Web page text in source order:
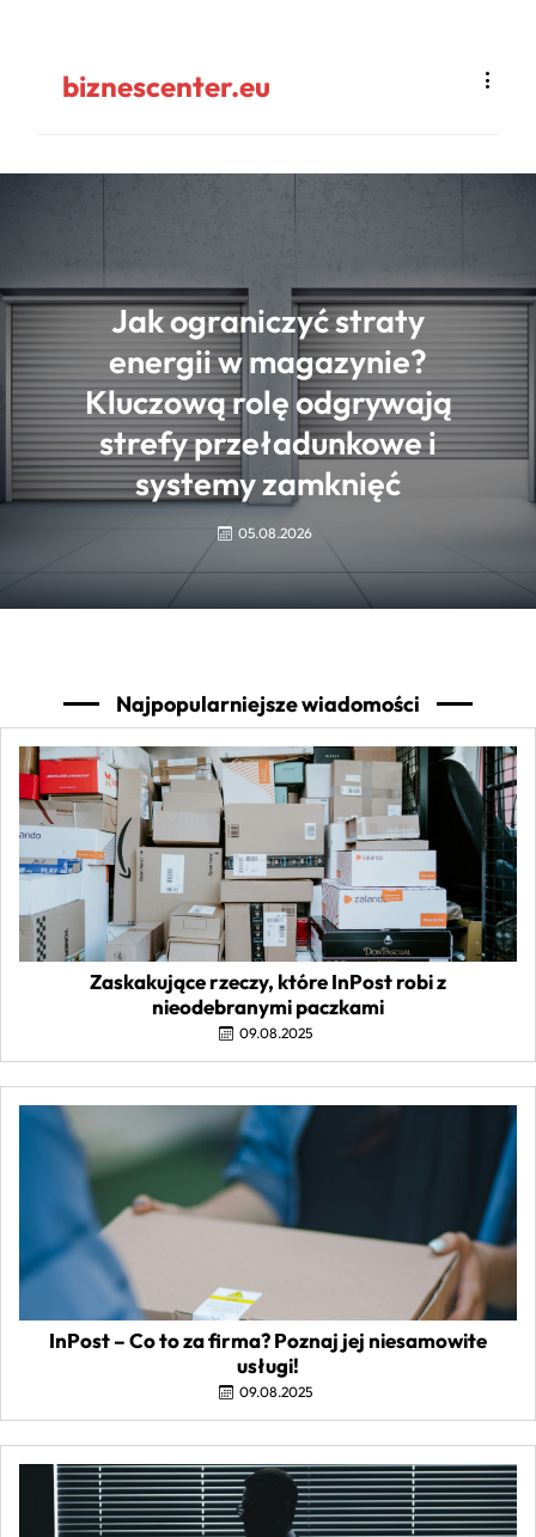
biznescenter.eu
Jak ograniczyć straty
energii w magazynie?
Kluczową rolę odgrywają
strefy przeładunkowe i
systemy zamknięć
05.08.2026
Najpopularniejsze wiadomości
Zaskakujące rzeczy, które InPost robi z
nieodebranymi paczkami
09.08.2025
InPost – Co to za firma? Poznaj jej niesamowite
usługi!
09.08.2025